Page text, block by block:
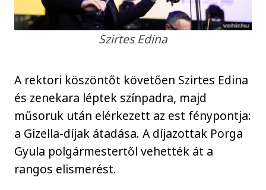
Szirtes Edina
A rektori köszöntőt követően Szirtes Edina
és zenekara léptek színpadra, majd
műsoruk után elérkezett az est fénypontja:
a Gizella-díjak átadása. A díjazottak Porga
Gyula polgármestertől vehették át a
rangos elismerést.